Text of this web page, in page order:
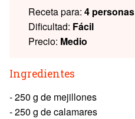
Receta para: 4 personas
Dificultad: Fácil
Precio: Medio
Ingredientes
- 250 g de mejillones
- 250 g de calamares